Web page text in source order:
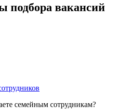
подбора вакансий
семейным сотрудникам?